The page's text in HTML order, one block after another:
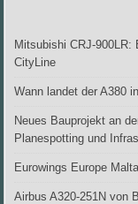
Mitsubishi CRJ-900LR:
CityLine
Wann landet der A380
Neues Bauprojekt an
Planespotting und
Eurowings Europe
Airbus A320-251N von